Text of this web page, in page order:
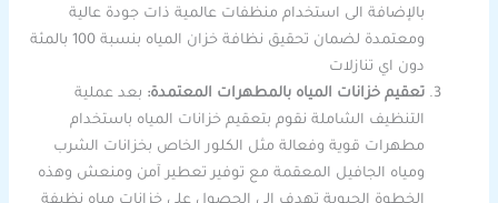
بالإضافة الى استخدام منظفات عالمية ذات جودة عالية
ومعتمدة لضمان تحقيق نظافة خزان المياه بنسبة 100 بالمئة
دون اي تنازلات
تعقيم خزانات المياه بالمطهرات المعتمدة: بعد عملية
التنظيف الشاملة نقوم بتعقيم خزانات المياه باستخدام
مطهرات قوية وفعالة مثل الكلور الخاص بخزانات الشرب
ومياه الجافيل المعقمة مع توفير تعطير آمن ومنعش وهذه